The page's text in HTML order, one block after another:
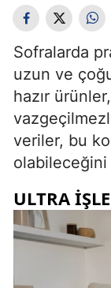
Sofralarda
uzun ve
hazır
veriler, bu
ULTRA